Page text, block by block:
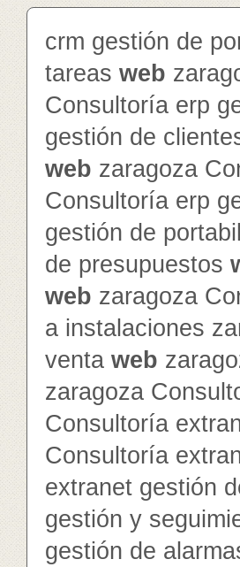
crm gestión de
tareas web
Consultoría erp
gestión de
web zaragoza
Consultoría erp
gestión de
de presupuestos
web zaragoza
a instalaciones
venta web
zaragoza
Consultoría
Consultoría
extranet gestión
gestión y
gestión de